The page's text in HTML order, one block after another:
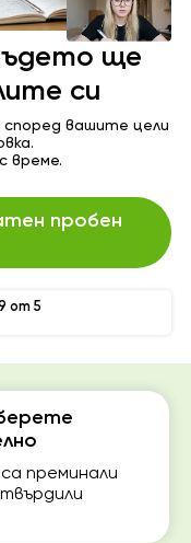
преминали
ще
си
според вашите цели
време.
пробен
от 5